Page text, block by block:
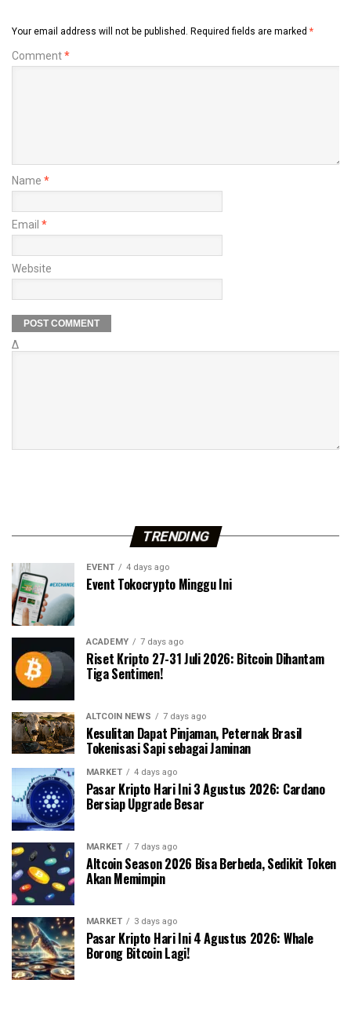
Your email address will not be published. Required fields are marked *
Comment*
Name *
Email *
Website
Δ
TRENDING
EVENT 4 days ago
Event Tokocrypto Minggu Ini
ACADEMY 7 days ago
Riset Kripto 27-31 Juli 2026: Bitcoin Dihantam
Tiga Sentimen!
ALTCOIN NEWS 7 days ago
Kesulitan Dapat Pinjaman, Peternak Brasil
Tokenisasi Sapi sebagai Jaminan
MARKET 4 days ago
Pasar Kripto Hari Ini 3 Agustus 2026: Cardano
Bersiap Upgrade Besar
MARKET 7 days ago
Altcoin Season 2026 Bisa Berbeda, Sedikit Token
Akan Memimpin
MARKET 3 days ago
Pasar Kripto Hari Ini 4 Agustus 2026: Whale
Borong Bitcoin Lagi!